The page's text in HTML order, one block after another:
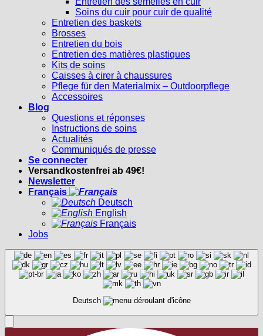
Soins du cuir pour cuir de qualité
Entretien des baskets
Brosses
Entretien du bois
Entretien des matières plastiques
Kits de soins
Caisses à cirer à chaussures
Pflege für den Materialmix – Outdoorpflege
Accessoires
Blog
Questions et réponses
Instructions de soins
Actualités
Communiqués de presse
Se connecter
Versandkostenfrei ab 49€!
Newsletter
Français
Deutsch
English
Français
Jobs
Deutsch